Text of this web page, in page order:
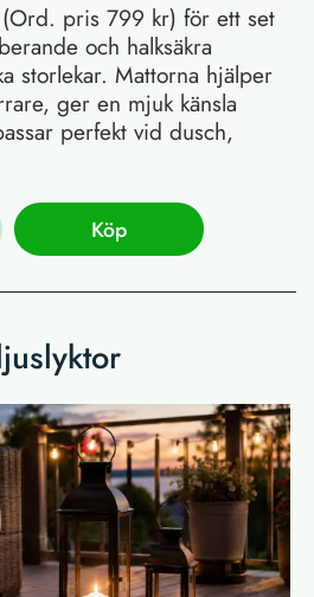
pris 799 kr) för ett set
och halksäkra
storlekar. Mattorna hjälper
ger en mjuk känsla
perfekt vid dusch,
Köp